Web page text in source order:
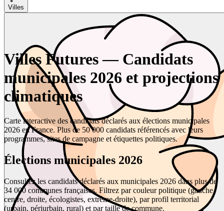
Villes
Villes Futures — Candidats
municipales 2026 et projections
climatiques
Carte interactive des candidats déclarés aux élections municipales
2026 en France. Plus de 50 000 candidats référencés avec leurs
programmes, sites de campagne et étiquettes politiques.
Élections municipales 2026
Consultez les candidats déclarés aux municipales 2026 dans plus de
34 000 communes françaises. Filtrez par couleur politique (gauche,
centre, droite, écologistes, extrême-droite), par profil territorial
(urbain, périurbain, rural) et par taille de commune.